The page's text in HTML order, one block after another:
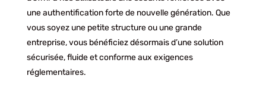
une authentification forte de nouvelle génération. Que
vous soyez une petite structure ou une grande
entreprise, vous bénéficiez désormais d’une solution
sécurisée, fluide et conforme aux exigences
réglementaires.